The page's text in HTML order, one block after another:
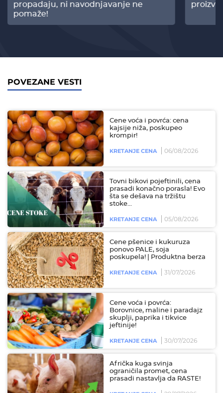
propadaju, ni navodnjavanje ne
pomaže!
POVEZANE VESTI
Cene voća i povrća: cena
kajsije niža, poskupeo
krompir!
KRETANJE CENA 06/08/2026
Tovni bikovi pojeftinili, cena
prasadi konačno porasla! Evo
šta se dešava na tržištu
stoke...
KRETANJE CENA 05/08/2026
Cene pšenice i kukuruza
ponovo PALE, soja
poskupela! | Produktna berza
KRETANJE CENA 31/07/2026
Cene voća i povrća:
Borovnice, maline i paradajz
skuplji, paprika i tikvice
jeftinije!
KRETANJE CENA 30/07/2026
Afrička kuga svinja
ograničila promet, cena
prasadi nastavlja da RASTE!